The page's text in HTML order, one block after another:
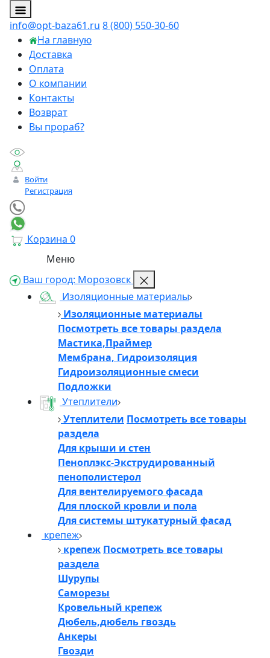
info@opt-baza61.ru 8 (800) 550-30-60
На главную
Доставка
Оплата
О компании
Контакты
Возврат
Вы прораб?
Войти
Регистрация
Корзина 0
Меню
Ваш город: Морозовск
Изоляционные материалы
Изоляционные материалы
Посмотреть все товары раздела
Мастика,Праймер
Мембрана, Гидроизоляция
Гидроизоляционные смеси
Подложки
Утеплители
Утеплители Посмотреть все товары
раздела
Для крыши и стен
Пеноплэкс-Экструдированный
пенополистерол
Для вентелируемого фасада
Для плоской кровли и пола
Для системы штукатурный фасад
крепеж
крепеж Посмотреть все товары
раздела
Шурупы
Саморезы
Кровельный крепеж
Дюбель,дюбель гвоздь
Анкеры
Гвозди